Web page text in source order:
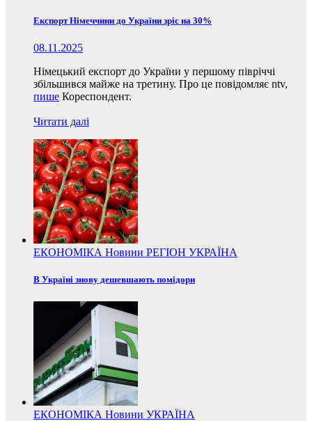
Експорт Німеччини до України зріс на 30%
08.11.2025
Німецький експорт до України у першому півріччі
збільшився майже на третину. Про це повідомляє ntv,
пише Кореспондент.
Читати далі
ЕКОНОМІКА Новини РЕГІОН УКРАЇНА
В Україні знову дешевшають помідори
ЕКОНОМІКА Новини УКРАЇНА